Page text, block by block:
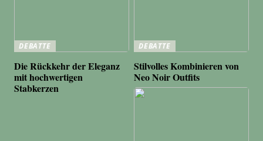
DEBATTE
Die Rückkehr der Eleganz
mit hochwertigen
Stabkerzen
DEBATTE
Stilvolles Kombinieren von
Neo Noir Outfits